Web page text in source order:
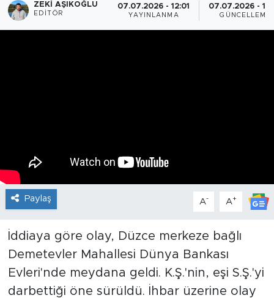
ZEKI AŞIKOĞLU
EDITÖR
07.07.2026 - 12:01
YAYINLANMA
07.07.2026 -
GÜNCELLEME
Paylaş A- A+
İddiaya göre olay, Düzce merkeze bağlı
Demetevler Mahallesi Dünya Bankası
Evleri'nde meydana geldi. K.Ş.'nin, eşi S.Ş.'yi
darbettiği öne sürüldü. İhbar üzerine olay